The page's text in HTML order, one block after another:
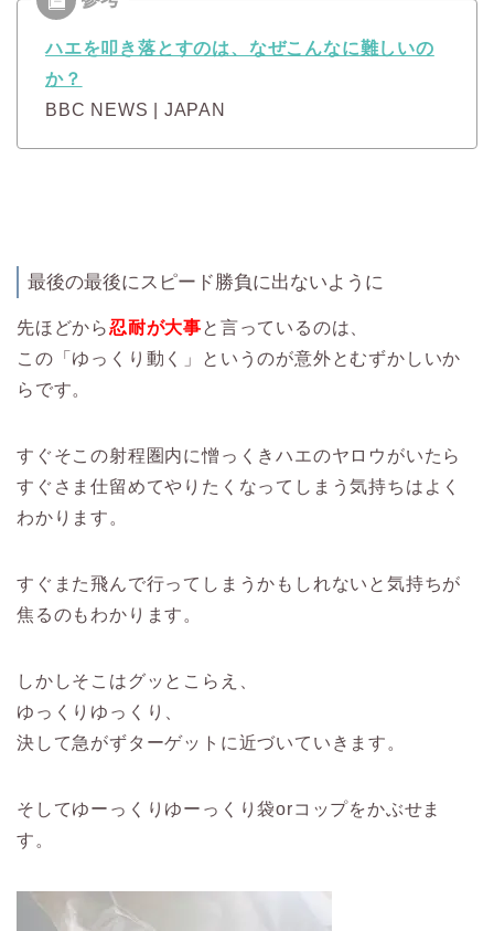
ハエを叩き落とすのは、なぜこんなに難しいの
か？
BBC NEWS | JAPAN
最後の最後にスピード勝負に出ないように
先ほどから忍耐が大事と言っているのは、
この「ゆっくり動く」というのが意外とむずかしいか
らです。
すぐそこの射程圏内に憎っくきハエのヤロウがいたら
すぐさま仕留めてやりたくなってしまう気持ちはよく
わかります。
すぐまた飛んで行ってしまうかもしれないと気持ちが
焦るのもわかります。
しかしそこはグッとこらえ、
ゆっくりゆっくり、
決して急がずターゲットに近づいていきます。
そしてゆーっくりゆーっくり袋orコップをかぶせま
す。